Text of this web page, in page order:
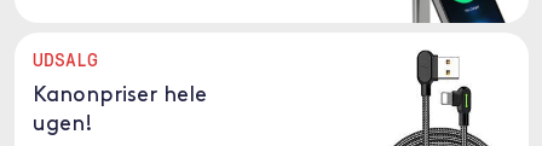
UDSALG
Kanonpriser hele
ugen!